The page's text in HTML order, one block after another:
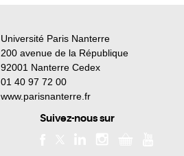
Université Paris Nanterre
200 avenue de la République
92001 Nanterre Cedex
01 40 97 72 00
www.parisnanterre.fr
Suivez-nous sur